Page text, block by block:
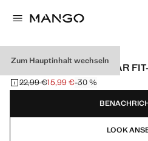
Zum Hauptinhalt wechseln
FLIESSENDES REGULAR FIT-
Ausgangspreis durchgestrichen
22,99 €
Aktueller Preis [15,99 € ]
15,99 €-30 %
Wählen Sie eine Farbe
LOOK